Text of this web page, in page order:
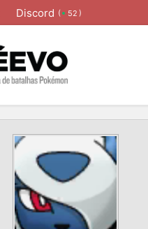
Discord ( 52 )